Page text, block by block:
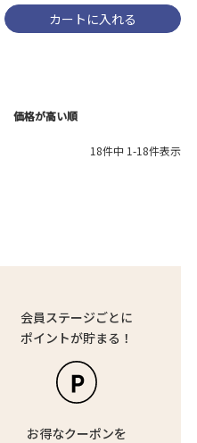
カートに入れる
価格が高い順
18件中 1-18件表示
会員ステージごとに
ポイントが貯まる！
お得なクーポンを